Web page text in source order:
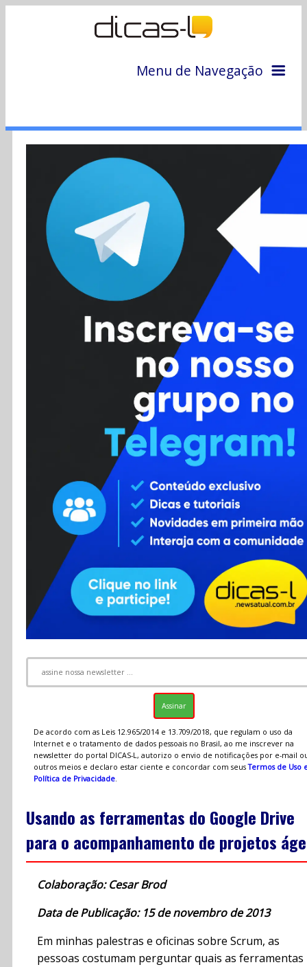
Menu de Navegação
Colunas
Colaboradores
Cursos
Enviar Dica
Contato
RSS
De acordo com as Leis 12.965/2014 e 13.709/2018, que regulam o uso da
Internet e o tratamento de dados pessoais no Brasil, ao me inscrever na
newsletter do portal DICAS-L, autorizo o envio de notificações por e-mail
outros meios e declaro estar ciente e concordar com seusTermos de Uso
Política de Privacidade.
Usando as ferramentas do Google Drive
para o acompanhamento de projetos
Colaboração: Cesar Brod
Data de Publicação: 15 de novembro de 2013
Em minhas palestras e oficinas sobre Scrum, as
pessoas costumam perguntar quais as ferramentas